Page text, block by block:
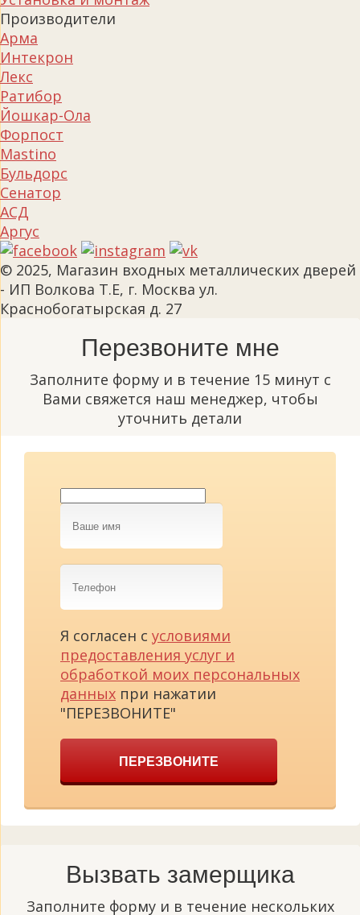
Производители
Арма
Интекрон
Лекс
Ратибор
Йошкар-Ола
Форпост
Mastino
Бульдорс
Сенатор
АСД
Аргус
© 2025, Магазин входных металлических дверей
- ИП Волкова Т.Е, г. Москва ул.
Краснобогатырская д. 27
Перезвоните мне
Заполните форму и в течение 15 минут с
Вами свяжется наш менеджер, чтобы
уточнить детали
Ваше
имя
Телефон
Я согласен с условиями
предоставления услуг и
обработкой моих персональных
данных при нажатии
"ПЕРЕЗВОНИТЕ"
ПЕРЕЗВОНИТЕ
Вызвать замерщика
Заполните форму и в течение нескольких